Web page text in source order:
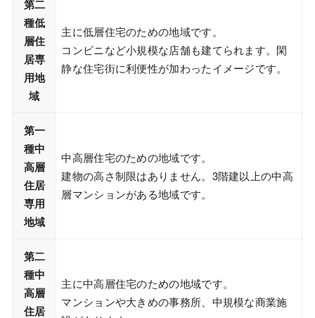
第二
種低
層住
居専
用地
域
主に低層住宅のための地域です。
コンビニなど小規模な店舗も建てられます。閑
静な住宅街に利便性が加わったイメージです。
第一
種中
高層
住居
専用
地域
中高層住宅のための地域です。
建物の高さ制限はありません。3階建以上の中高
層マンションがある地域です。
第二
種中
高層
住居
主に中高層住宅のための地域です。
マンションや大きめの事務所、中規模な商業施